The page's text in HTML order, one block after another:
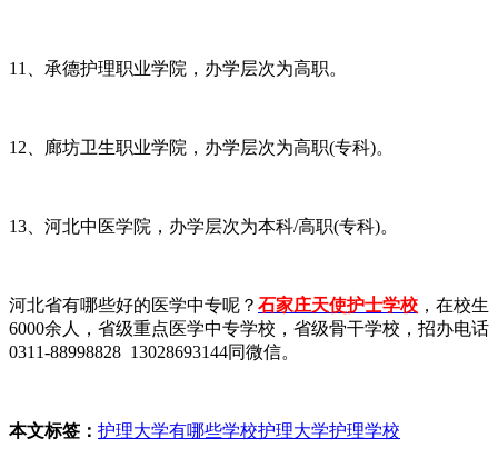
11、承德护理职业学院，办学层次为高职。
12、廊坊卫生职业学院，办学层次为高职(专科)。
13、河北中医学院，办学层次为本科/高职(专科)。
河北省有哪些好的医学中专呢？ 石家庄天使护士学校 ，在校生
6000余人，省级重点医学中专学校，省级骨干学校，招办电话
0311-88998828 13028693144同微信。
本文标签： 护理大学有哪些学校护理大学护理学校